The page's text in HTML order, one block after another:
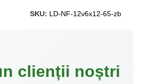
SKU: LD-NF-12v6x12-65-zb
clienții noștri